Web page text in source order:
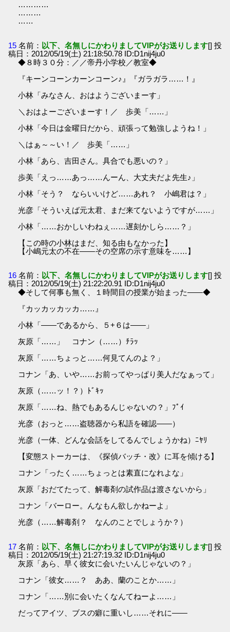
…………
………
……
15 名前： 以下、名無しにかわりましてVIPがお送りします[] 投
稿日：2012/05/19(土) 21:18:50.78 ID:D1nij4ju0
◆８時３０分：／／帝丹小学校／教室◆
『キーンコーンカーンコーン♪』『ガラガラ……！』
小林「みなさん、おはようございまーす」
＼おはよーございまーす！／ 歩美「……」
小林「今日は金曜日だから、頑張って勉強しようね！」
＼はぁ～～い！／ 歩美「……」
小林「あら、吉田さん。具合でも悪いの？」
歩美「えっ……あっ……んーん、大丈夫だよ先生♪」
小林「そう？ ならいいけど……あれ？ 小嶋君は？」
光彦「そういえば元太君、まだ来てないようですが……」
小林「……おかしいわねぇ……遅刻かしら……？」
【この時の小林はまだ、知る由もなかった】
【小嶋元太の不在――その空席の示す意味を……】
16 名前： 以下、名無しにかわりましてVIPがお送りします[] 投
稿日：2012/05/19(土) 21:22:20.91 ID:D1nij4ju0
◆そして何事も無く、１時間目の授業が始まった――◆
『カッカッカッカ……』
小林「――であるから、５+６は――」
灰原「……」 コナン（……）ﾁﾗｯ
灰原「……ちょっと……何見てんのよ？」
コナン「あ、いや……お前ってやっぱり美人だなぁって」
灰原（……ッ！？）ﾄﾞｷｯ
灰原「……ね、熱でもあるんじゃないの？」ﾌﾟｲ
光彦（おっと……盗聴器から私語を確認――）
光彦（一体、どんな会話をしてるんでしょうかね）ﾆﾔﾘ
【変態ストーカーは、《探偵バッチ・改》に耳を傾ける】
コナン「ったく……ちょっとは素直になれよな」
灰原「おだてたって、解毒剤の試作品は渡さないから」
コナン「バーロー。んなもん欲しかねーよ」
光彦（……解毒剤？ なんのことでしょうか？）
17 名前： 以下、名無しにかわりましてVIPがお送りします[] 投
稿日：2012/05/19(土) 21:27:19.32 ID:D1nij4ju0
灰原「あら、早く彼女に会いたいんじゃないの？」
コナン「彼女……？ ああ、蘭のことか……」
コナン「……別に会いたくなんてねーよ……」
だってアイツ、ブスの癖に重いし……それに――